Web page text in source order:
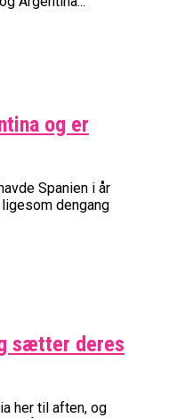
og er
Spanien i år
dengang
sætter deres
her til aften, og